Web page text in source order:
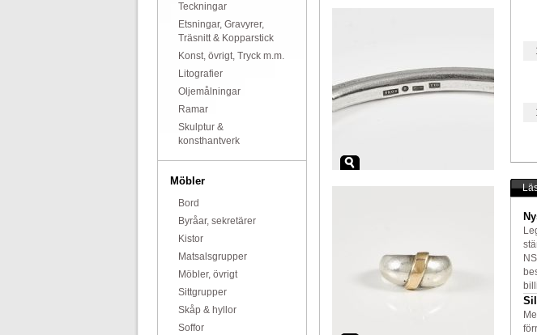
Teckningar
Etsningar, Gravyrer,
Träsnitt & Kopparstick
Konst, övrigt, Tryck m.m.
Litografier
Oljemålningar
Ramar
Skulptur &
konsthantverk
Möbler
Bord
Byråar, sekretärer
Kistor
Matsalsgrupper
Möbler, övrigt
Sittgrupper
Skåp & hyllor
Soffor